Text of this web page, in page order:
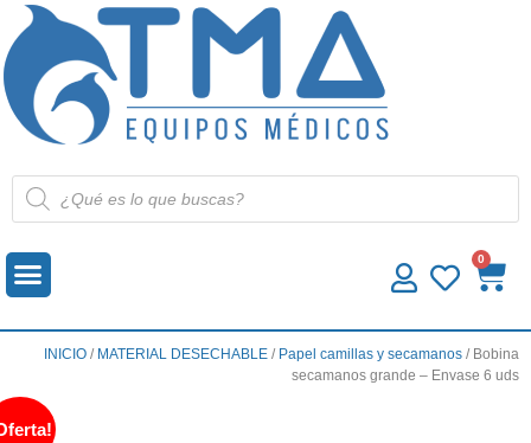
0
INICIO / MATERIAL DESECHABLE / Papel camillas y secamanos / Bobina
secamanos grande – Envase 6 uds